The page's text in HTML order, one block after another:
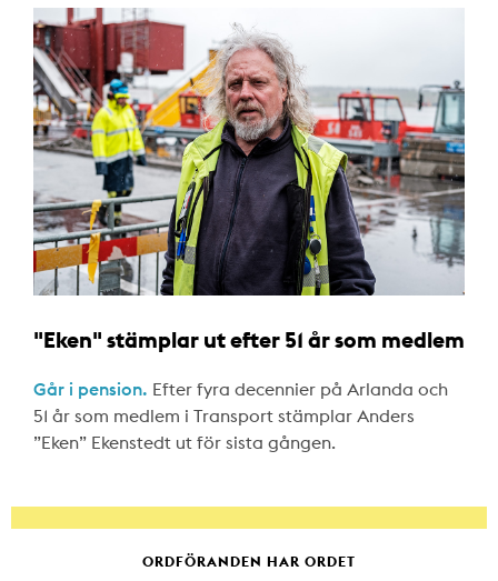
"Eken" stämplar ut efter 51 år som medlem
Går i pension. Efter fyra decennier på Arlanda och
51 år som medlem i Transport stämplar Anders
”Eken” Ekenstedt ut för sista gången.
ORDFÖRANDEN HAR ORDET